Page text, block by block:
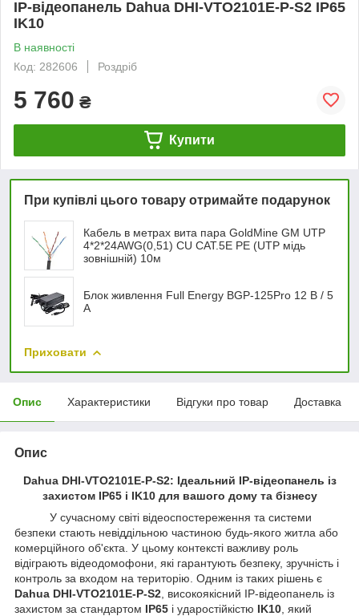
IP-відеопанель Dahua DHI-VTO2101E-P-S2 IP65
IK10
В наявності
Код: 282606
Роздріб
5 760 ₴
Купити
При купівлі цього товару отримайте подарунок
Кабель в метрах вита пара GoldMine GM UTP
4*2*24AWG(0,51) СU CAT.5E PE (UTP мідь
зовнішній) 10м
Блок живлення Full Energy BGP-125Pro 12 В / 5
А
Приховати
Опис Характеристики Відгуки про товар Доставка
Опис
Dahua DHI-VTO2101E-P-S2: Ідеальний IP-відеопанель із
захистом IP65 і IK10 для вашого дому та бізнесу
У сучасному світі відеоспостереження та системи
безпеки стають невіддільною частиною будь-якого житла або
комерційного об'єкта. У цьому контексті важливу роль
відіграють відеодомофони, які гарантують безпеку, зручність і
контроль за входом на територію. Одним із таких рішень є
Dahua DHI-VTO2101E-P-S2 , високоякісний IP-відеопанель із
захистом за стандартом IP65 і ударостійкістю IK10 , який